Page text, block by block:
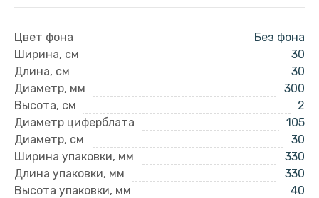
Цвет фона
Без фона
Ширина, см
30
Длина, см
30
Диаметр, мм
300
Высота, см
2
Диаметр циферблата
105
Диаметр, см
30
Ширина упаковки, мм
330
Длина упаковки, мм
330
Высота упаковки, мм
40